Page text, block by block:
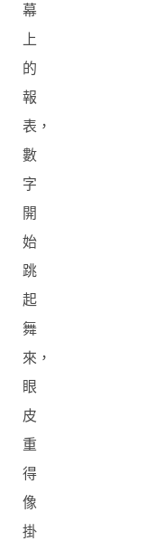
幕
上
的
報
表，
數
字
開
始
跳
起
舞
來，
眼
皮
重
得
像
掛